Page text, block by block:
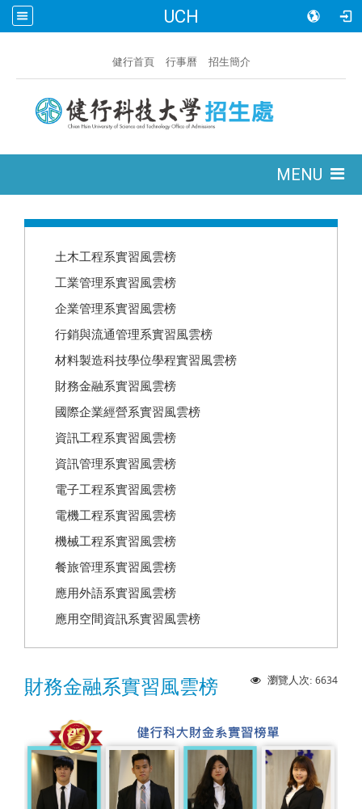
UCH
健行首頁 行事曆 招生簡介
MENU
土木工程系實習風雲榜
工業管理系實習風雲榜
企業管理系實習風雲榜
行銷與流通管理系實習風雲榜
材料製造科技學位學程實習風雲榜
財務金融系實習風雲榜
國際企業經營系實習風雲榜
資訊工程系實習風雲榜
資訊管理系實習風雲榜
電子工程系實習風雲榜
電機工程系實習風雲榜
機械工程系實習風雲榜
餐旅管理系實習風雲榜
應用外語系實習風雲榜
應用空間資訊系實習風雲榜
瀏覽人次: 6634
財務金融系實習風雲榜